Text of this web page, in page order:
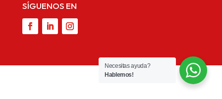
SÍGUENOS EN
Necesitas ayuda?
Hablemos!